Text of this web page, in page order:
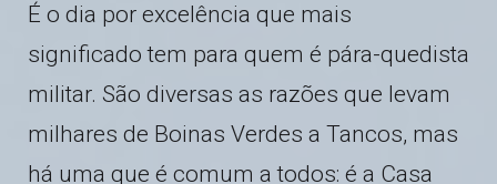
É o dia por excelência que mais
significado tem para quem é pára-quedista
militar. São diversas as razões que levam
milhares de Boinas Verdes a Tancos, mas
há uma que é comum a todos: é a Casa